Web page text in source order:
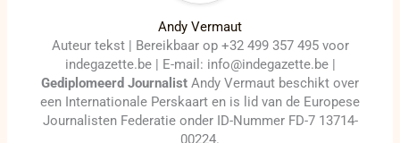
Andy Vermaut
Auteur tekst | Bereikbaar op +32 499 357 495 voor
indegazette.be | E-mail: info@indegazette.be |
Gediplomeerd Journalist Andy Vermaut beschikt over
een Internationale Perskaart en is lid van de Europese
Journalisten Federatie onder ID-Nummer FD-7 13714-
00224.